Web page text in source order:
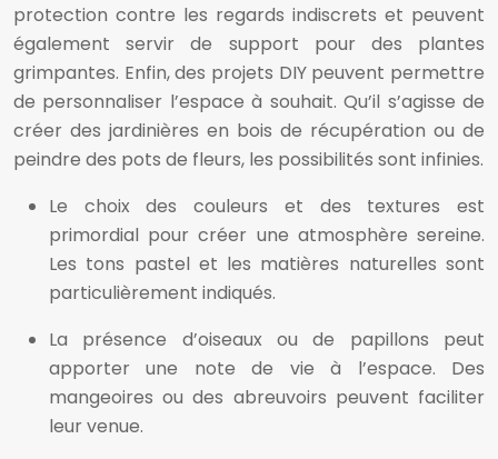
protection contre les regards indiscrets et peuvent
également servir de support pour des plantes
grimpantes. Enfin, des projets DIY peuvent permettre
de personnaliser l’espace à souhait. Qu’il s’agisse de
créer des jardinières en bois de récupération ou de
peindre des pots de fleurs, les possibilités sont infinies.
Le choix des couleurs et des textures est
primordial pour créer une atmosphère sereine.
Les tons pastel et les matières naturelles sont
particulièrement indiqués.
La présence d’oiseaux ou de papillons peut
apporter une note de vie à l’espace. Des
mangeoires ou des abreuvoirs peuvent faciliter
leur venue.